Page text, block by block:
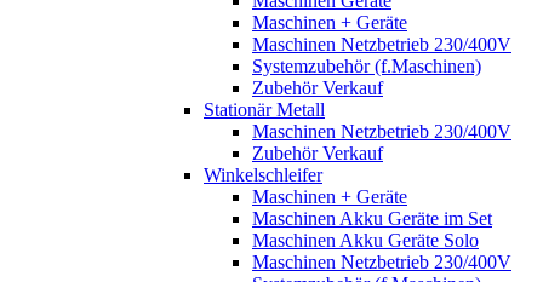
Maschinen + Geräte
Maschinen Netzbetrieb 230/400V
Systemzubehör (f.Maschinen)
Zubehör Verkauf
Stationär Metall
Maschinen Netzbetrieb 230/400V
Zubehör Verkauf
Winkelschleifer
Maschinen + Geräte
Maschinen Akku Geräte im Set
Maschinen Akku Geräte Solo
Maschinen Netzbetrieb 230/400V